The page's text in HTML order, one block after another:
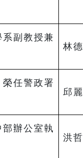
系副教授兼
林
任警政署
邱
辦公室執
洪